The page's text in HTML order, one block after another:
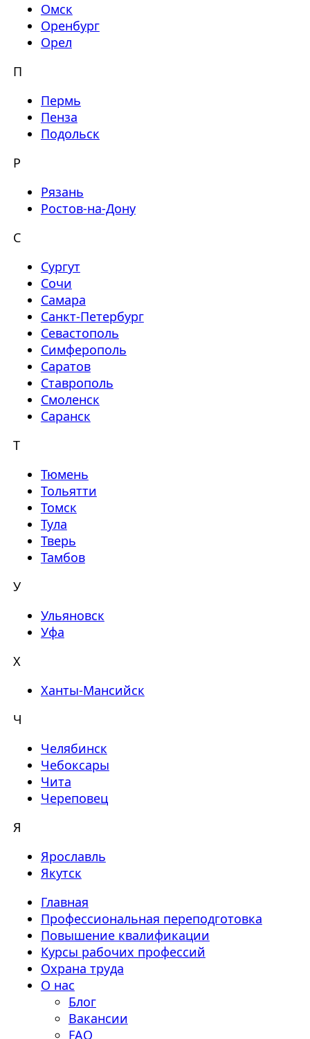
Омск
Оренбург
Орел
П
Пермь
Пенза
Подольск
Р
Рязань
Ростов-на-Дону
С
Сургут
Сочи
Самара
Санкт-Петербург
Севастополь
Симферополь
Саратов
Ставрополь
Смоленск
Саранск
Т
Тюмень
Тольятти
Томск
Тула
Тверь
Тамбов
У
Ульяновск
Уфа
Х
Ханты-Мансийск
Ч
Челябинск
Чебоксары
Чита
Череповец
Я
Ярославль
Якутск
Главная
Профессиональная переподготовка
Повышение квалификации
Курсы рабочих профессий
Охрана труда
О нас
Блог
Вакансии
FAQ